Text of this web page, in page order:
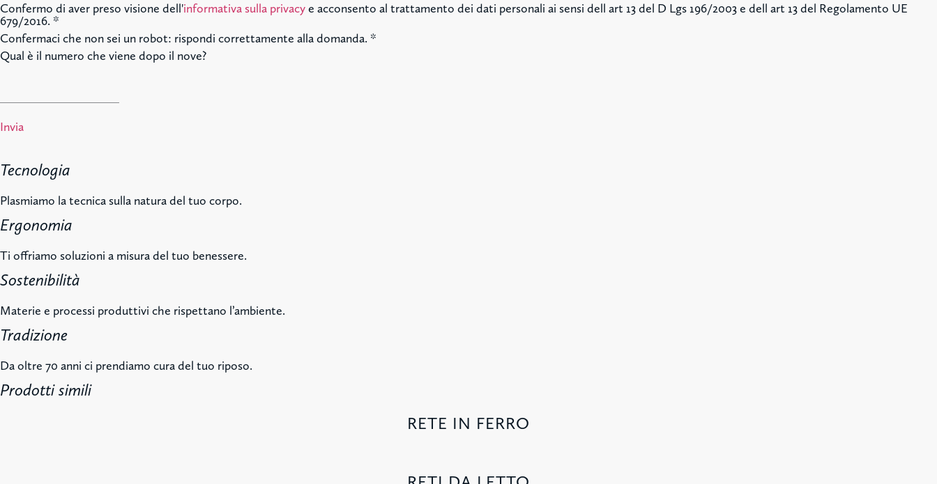
Confermo di aver preso visione dell'informativa sulla privacye acconsento al trattamento dei dati personali ai sensi dell art 13 del D Lgs 196/2003 e dell art 13 del Regolamento UE
679/2016. *
Confermaci che non sei un robot: rispondi correttamente alla domanda. *
Qual è il numero che viene dopo il nove?
Invia
Tecnologia
Plasmiamo la tecnica sulla natura del tuo corpo.
Ergonomia
Ti offriamo soluzioni a misura del tuo benessere.
Sostenibilità
Materie e processi produttivi che rispettano l’ambiente.
Tradizione
Da oltre 70 anni ci prendiamo cura del tuo riposo.
Prodotti simili
RETE IN FERRO